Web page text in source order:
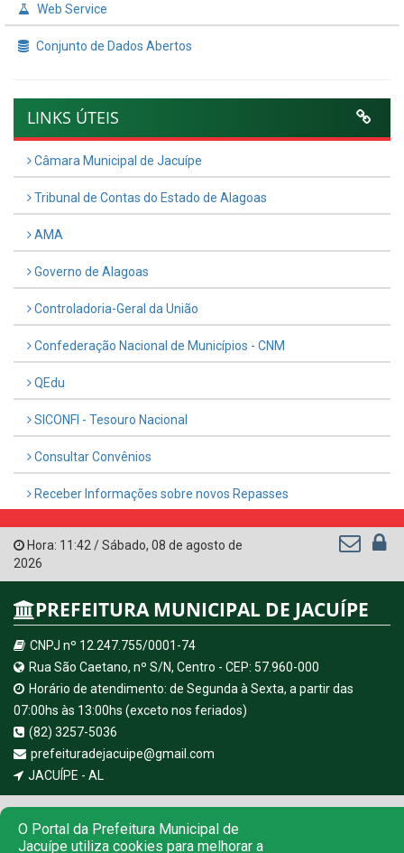
Web Service
Conjunto de Dados Abertos
LINKS ÚTEIS
Câmara Municipal de Jacuípe
Tribunal de Contas do Estado de Alagoas
AMA
Governo de Alagoas
Controladoria-Geral da União
Confederação Nacional de Municípios - CNM
QEdu
SICONFI - Tesouro Nacional
Consultar Convênios
Receber Informações sobre novos Repasses
Hora: 11:42 /Sábado, 08 de agosto de
2026
PREFEITURA MUNICIPAL DE JACUÍPE
CNPJ nº 12.247.755/0001-74
Rua São Caetano, nº S/N, Centro - CEP: 57.960-000
Horário de atendimento: de Segunda à Sexta, a partir das
07:00hs às 13:00hs (exceto nos feriados)
(82) 3257-5036
prefeituradejacuipe@gmail.com
JACUÍPE - AL
direitos reservados
O Portal da Prefeitura Municipal de
Jacuípe utiliza cookies para melhorar a